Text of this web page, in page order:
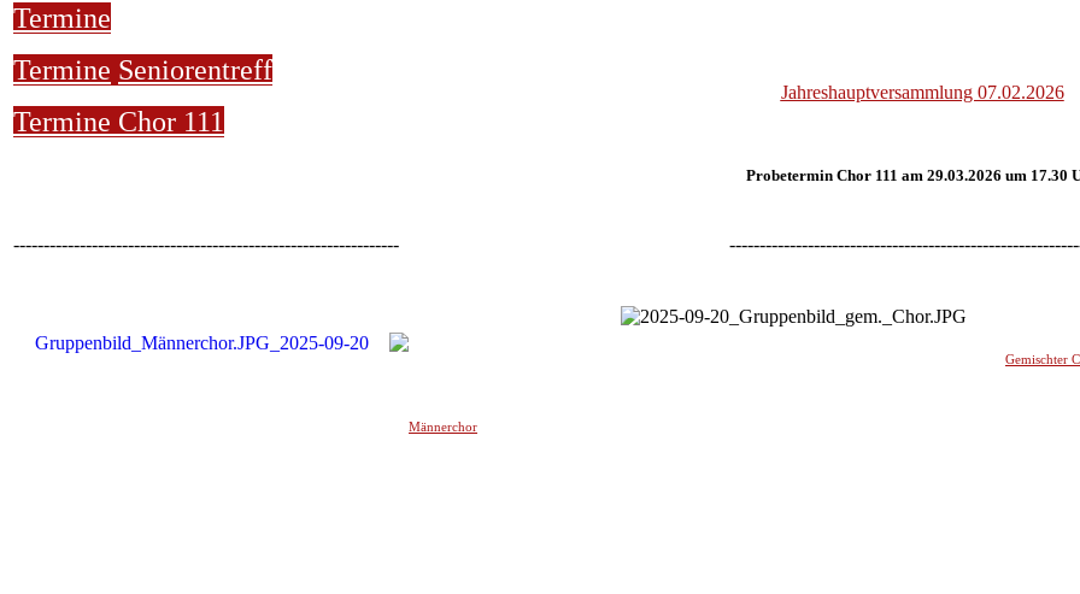
Termine
Termine Seniorentreff
Termine Chor 111
Jahreshauptversammlung 07.02.2026
Probetermin Chor 111 am 29.03.2026 um 17.30
----------------------------------------------------------------
Männerchor
Gemischter